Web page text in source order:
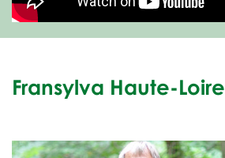
Fransylva Haute-Loire